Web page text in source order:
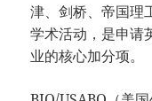
津、剑桥、帝国理
学术活动，是申请
业的核心加分项。